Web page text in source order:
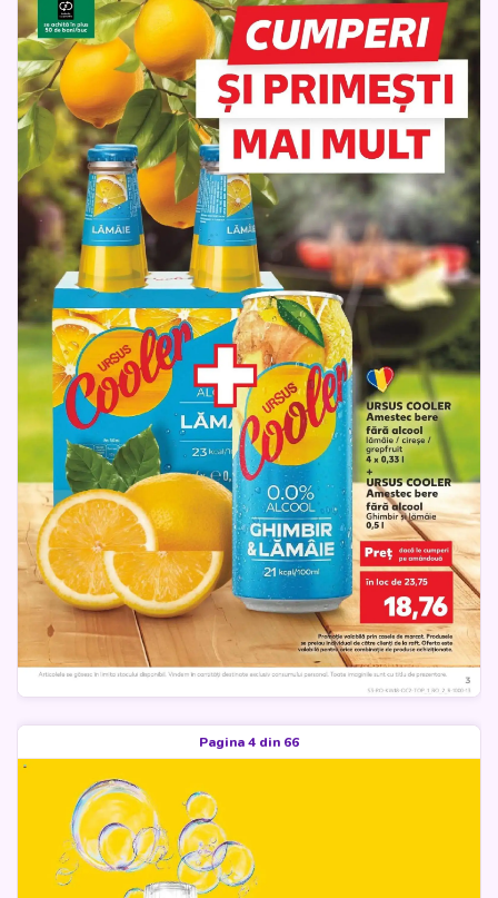
Pagina 4 din 66